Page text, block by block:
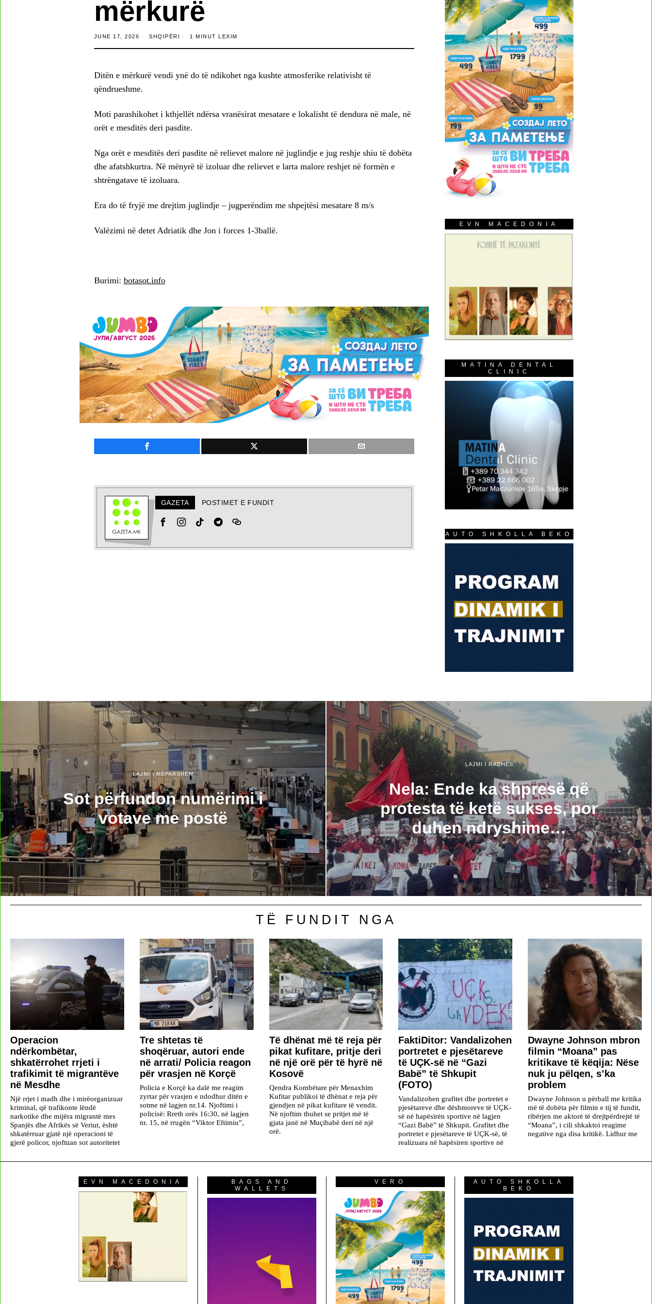
mërkurë
JUNE 17, 2026 SHQIPËRI 1 MINUT LEXIM
Ditën e mërkurë vendi ynë do të ndikohet nga kushte atmosferike relativisht të
qëndrueshme.
Moti parashikohet i kthjellët ndërsa vranësirat mesatare e lokalisht të dendura në male, në
orët e mesditës deri pasdite.
Nga orët e mesditës deri pasdite në relievet malore në juglindje e jug reshje shiu të dobëta
dhe afatshkurtra. Në mënyrë të izoluar dhe relievet e larta malore reshjet në formën e
shtrëngatave të izoluara.
Era do të fryjë me drejtim juglindje – jugperëndim me shpejtësi mesatare 8 m/s
Valëzimi në detet Adriatik dhe Jon i forces 1-3ballë.
Burimi: botasot.info
GAZETA POSTIMET E FUNDIT
EVN MACEDONIA
MATINA DENTAL
CLINIC
AUTO SHKOLLA BEKO
LAJMI I MËPARSHËM
Sot përfundon numërimi i
votave me postë
LAJMI I RADHËS
Nela: Ende ka shpresë që
protesta të ketë sukses, por
duhen ndryshime…
TË FUNDIT NGA
Operacion
ndërkombëtar,
shkatërrohet rrjeti i
trafikimit të migrantëve
në Mesdhe
Një rrjet i madh dhe i mirëorganizuar
kriminal, që trafikonte lëndë
narkotike dhe mijëra migrantë mes
Spanjës dhe Afrikës së Veriut, është
shkatërruar gjatë një operacioni të
gjerë policor, njoftuan sot autoritetet
Tre shtetas të
shoqëruar, autori ende
në arrati/ Policia reagon
për vrasjen në Korçë
Policia e Korçë ka dalë me reagim
zyrtar për vrasjen e ndodhur ditën e
sotme në lagjen nr.14. Njoftimi i
policisë: Rreth orës 16:30, në lagjen
nr. 15, në rrugën “Viktor Eftimiu”,
Të dhënat më të reja për
pikat kufitare, pritje deri
në një orë për të hyrë në
Kosovë
Qendra Kombëtare për Menaxhim
Kufitar publikoi të dhënat e reja për
gjendjen në pikat kufitare të vendit.
Në njoftim thuhet se pritjet më të
gjata janë në Muçibabë deri në një
orë.
FaktiDitor: Vandalizohen
portretet e pjesëtareve
të UÇK-së në “Gazi
Babë” të Shkupit
(FOTO)
Vandalizohen grafitet dhe portretet e
pjesëtareve dhe dëshmoreve të UÇK-
së në hapësirën sportive në lagjen
“Gazi Babë” të Shkupit. Grafitet dhe
portretet e pjesëtareve të UÇK-së, të
realizuara në hapësiren sportive në
Dwayne Johnson mbron
filmin “Moana” pas
kritikave të këqija: Nëse
nuk ju pëlqen, s’ka
problem
Dwayne Johnson u përball me kritika
më të dobëta për filmin e tij të fundit,
ribërjen me aktorë të drejtpërdrejtë të
“Moana”, i cili shkaktoi reagime
negative nga disa kritikë. Lidhur me
EVN MACEDONIA
BAGS AND
WALLETS
VERO
AUTO SHKOLLA
BEKO